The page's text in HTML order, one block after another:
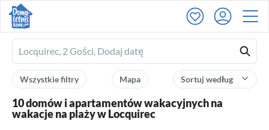
Ferienhausmiete
logo
Sortuj według
Mapa
Wszystkie filtry
10 domów i apartamentów wakacyjnych na
wakacje na plaży w Locquirec